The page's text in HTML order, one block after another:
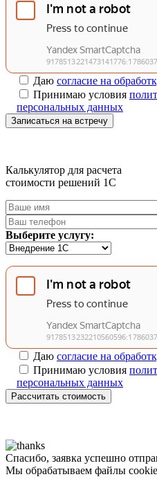
Даю согласие на
Принимаю условия
персональных данных
Записаться на встречу
Калькулятор для расчета
стоимости решений 1C
Выберите услугу:
Даю согласие на
Принимаю условия
персональных данных
Рассчитать стоимость
Спасибо, заявка успешно
Мы обрабатываем файлы